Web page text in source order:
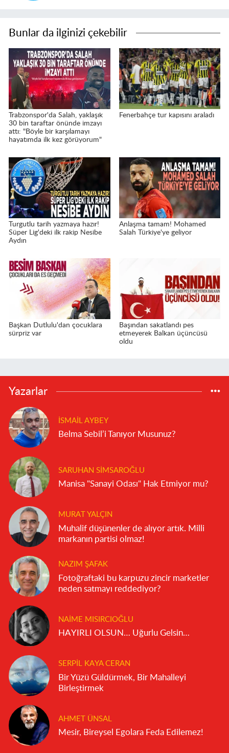
Bunlar da ilginizi çekebilir
Trabzonspor'da Salah, yaklaşık
30 bin taraftar önünde imzayı
attı: "Böyle bir karşılamayı
hayatımda ilk kez görüyorum"
Fenerbahçe tur kapısını araladı
Turgutlu tarih yazmaya hazır!
Süper Lig'deki ilk rakip Nesibe
Aydın
Anlaşma tamam! Mohamed
Salah Türkiye'ye geliyor
Başkan Dutlulu'dan çocuklara
sürpriz var
Başından sakatlandı pes
etmeyerek Balkan üçüncüsü
oldu
Yazarlar
İSMAIL AYBEY
Belma Sebil’i Tanıyor Musunuz?
SARUHAN SIMSAROĞLU
Manisa "Sanayi Odası" Hak Etmiyor mu?
MURAT YALÇIN
Muhalif düşünenler de alıyor artık. Milli
markanın partisi olmaz!
NAZIM ŞAFAK
Fotoğraftaki bu karpuzu zincir marketler
neden satmayı reddediyor?
NAIME MISIRCIOĞLU
HAYIRLI OLSUN… Uğurlu Gelsin…
SERPIL KAYA CERAN
Bir Yüzü Güldürmek, Bir Mahalleyi
Birleştirmek
AHMET ÜNSAL
Mesir, Bireysel Egolara Feda Edilemez!